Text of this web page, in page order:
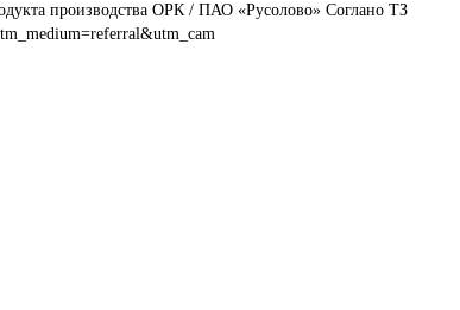
производства ОРК / ПАО «Русолово» Соглано ТЗ